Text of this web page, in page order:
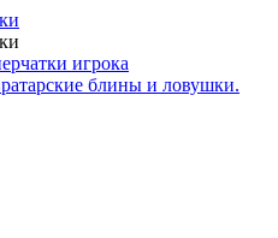
игрока
блины и ловушки.